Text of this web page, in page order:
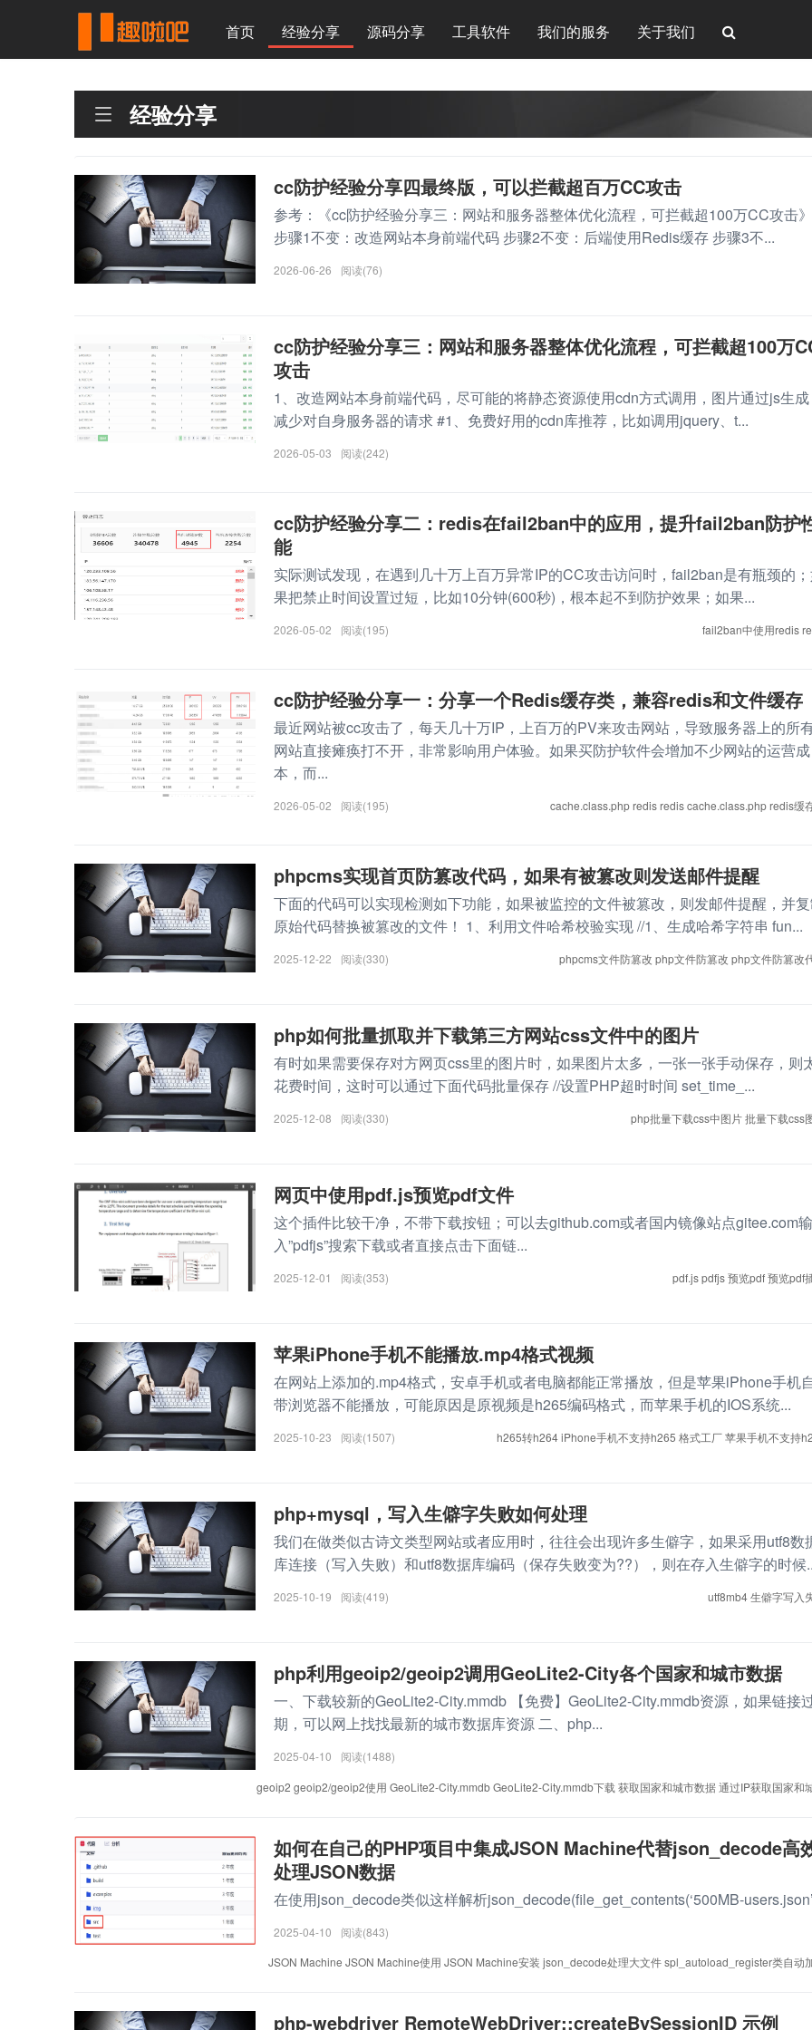
首页 经验分享 源码分享 工具软件 我们的服务 关于我们
经验分享
cc防护经验分享四最终版，可以拦截超百万CC攻击
参考：《cc防护经验分享三：网站和服务器整体优化流程，可拦截超100万CC攻击》
步骤1不变：改造网站本身前端代码 步骤2不变：后端使用Redis缓存 步骤3不...
2026-06-26 阅读(76)
cc防护经验分享三：网站和服务器整体优化流程，可拦截超100万
攻击
1、改造网站本身前端代码，尽可能的将静态资源使用cdn方式调用，图片通过js生成
减少对自身服务器的请求 #1、免费好用的cdn库推荐，比如调用jquery、t...
2026-05-03 阅读(242)
cc防护经验分享二：redis在fail2ban中的应用，提升fail2ban防护
能
实际测试发现，在遇到几十万上百万异常IP的CC攻击访问时，fail2ban是有瓶颈的
果把禁止时间设置过短，比如10分钟(600秒)，根本起不到防护效果；如果...
2026-05-02 阅读(195) fail2ban中使用redis
cc防护经验分享一：分享一个Redis缓存类，兼容redis和文件缓存
最近网站被cc攻击了，每天几十万IP，上百万的PV来攻击网站，导致服务器上的所
网站直接瘫痪打不开，非常影响用户体验。如果买防护软件会增加不少网站的运营成
本，而...
2026-05-02 阅读(195) cache.class.phpredisredis cache.class.phpredis缓
phpcms实现首页防篡改代码，如果有被篡改则发送邮件提醒
下面的代码可以实现检测如下功能，如果被监控的文件被篡改，则发邮件提醒，并
原始代码替换被篡改的文件！ 1、利用文件哈希校验实现 //1、生成哈希字符串 fun...
2025-12-22 阅读(330) phpcms文件防篡改 php文件防篡改 php文件防篡改
php如何批量抓取并下载第三方网站css文件中的图片
有时如果需要保存对方网页css里的图片时，如果图片太多，一张一张手动保存，则
花费时间，这时可以通过下面代码批量保存 //设置PHP超时时间 set_time_...
2025-12-08 阅读(330) php批量下载css中图片批量下载css
网页中使用pdf.js预览pdf文件
这个插件比较干净，不带下载按钮；可以去github.com或者国内镜像站点gitee.com输
入”pdfjs”搜索下载或者直接点击下面链...
2025-12-01 阅读(353) pdf.jspdfjs预览pdf预览pdf
苹果iPhone手机不能播放.mp4格式视频
在网站上添加的.mp4格式，安卓手机或者电脑都能正常播放，但是苹果iPhone手机
带浏览器不能播放，可能原因是原视频是h265编码格式，而苹果手机的IOS系统...
2025-10-23 阅读(1507) h265转h264iPhone手机不支持h265 格式工厂苹果手机不支持
php+mysql，写入生僻字失败如何处理
我们在做类似古诗文类型网站或者应用时，往往会出现许多生僻字，如果采用utf8数
库连接（写入失败）和utf8数据库编码（保存失败变为??），则在存入生僻字的时候
2025-10-19 阅读(419) utf8mb4生僻字写入
php利用geoip2/geoip2调用GeoLite2-City各个国家和城市数据
一、下载较新的GeoLite2-City.mmdb 【免费】GeoLite2-City.mmdb资源，如果链接
期，可以网上找找最新的城市数据库资源 二、php...
2025-04-10
阅读(1488)
geoip2 geoip2/geoip2使用 GeoLite2-City.mmdbGeoLite2-City.mmdb下载 获取国家和城市数据通过IP获取国家和
如何在自己的PHP项目中集成JSON Machine代替json_decode高
处理JSON数据
在使用json_decode类似这样解析json_decode(file_get_contents(‘500MB-
2025-04-10
阅读(843)
JSON Machine JSON Machine使用 JSON Machine安装 json_decode处理大文件spl_autoload_register类自动
php-webdriver RemoteWebDriver::createBySessionID 示例